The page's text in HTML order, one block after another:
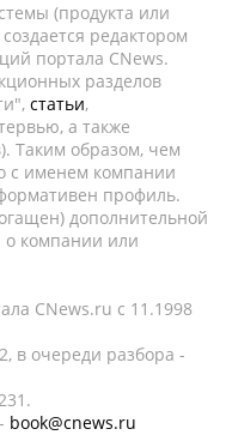
(продукта или
редактором
портала CNews.
разделов
статьи,
а также
Таким образом, чем
с именем компании
профиль.
дополнительной
компании или
CNews.ru c 11.1998
в очереди разбора -
book@cnews.ru